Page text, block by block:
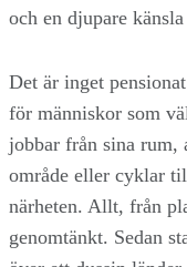
och en djupare
Det är inget
för människor som
jobbar från sina rum,
område eller cyklar
närheten. Allt, från
genomtänkt. Sedan